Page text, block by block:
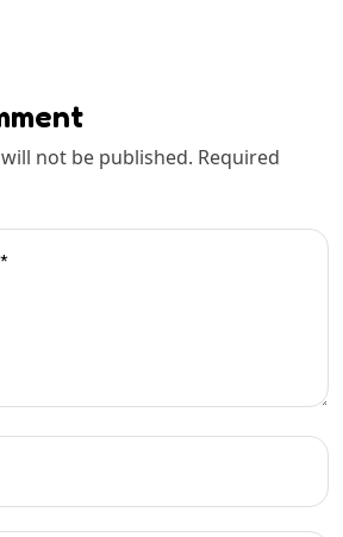
not be published. Required